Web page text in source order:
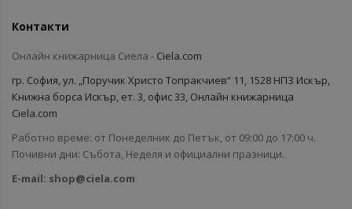
Контакти
Онлайн книжарница Сиела - Ciela.com
гр. София, ул. „Поручик Христо Топракчиев“ 11, 1528 НПЗ Искър,
Книжна борса Искър, ет. 3, офис 33, Онлайн книжарница
Ciela.com
Работно време: от Понеделник до Петък, от 09:00 до 17:00 ч.
Почивни дни: Събота, Неделя и официални празници.
E-mail: shop@ciela.com